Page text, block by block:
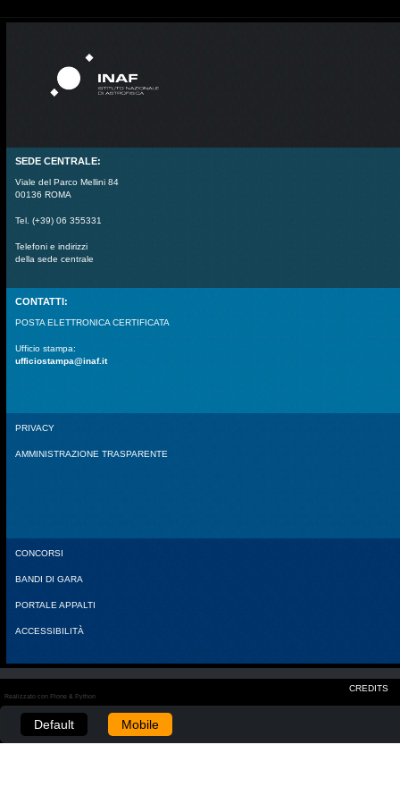
SEDE CENTRALE:
Viale del Parco Mellini 84
00136 ROMA
Tel. (+39) 06 355331
Telefoni e indirizzi
della sede centrale
CONTATTI:
POSTA ELETTRONICA CERTIFICATA
Ufficio stampa:
ufficiostampa@inaf.it
PRIVACY
AMMINISTRAZIONE TRASPARENTE
CONCORSI
BANDI DI GARA
PORTALE APPALTI
ACCESSIBILITÀ
CREDITS
Realizzato con Plone & Python
Default Mobile